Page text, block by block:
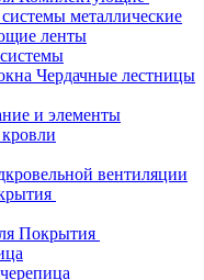
металлические
ленты
Чердачные лестницы
и элементы
вентиляции
Покрытия